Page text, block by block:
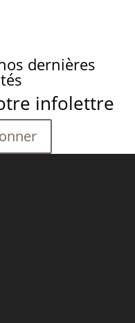
dernières
infolettre